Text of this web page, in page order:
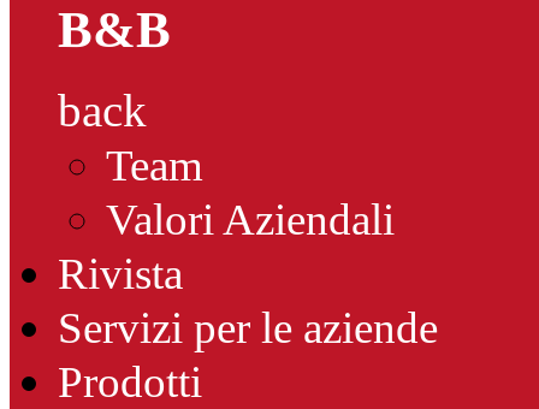
B&B
back
Team
Valori Aziendali
Rivista
Servizi per le aziende
Prodotti